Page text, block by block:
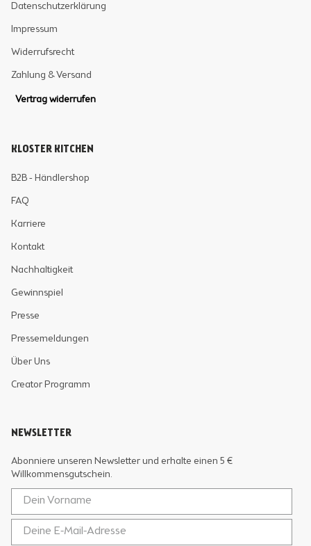
Datenschutzerklärung
Impressum
Widerrufsrecht
Zahlung & Versand
Vertrag widerrufen
KLOSTER KITCHEN
B2B - Händlershop
FAQ
Karriere
Kontakt
Nachhaltigkeit
Gewinnspiel
Presse
Pressemeldungen
Über Uns
Creator Programm
NEWSLETTER
Abonniere unseren Newsletter und erhalte einen 5 €
Willkommensgutschein.